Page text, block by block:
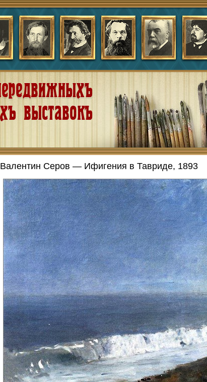
Валентин Серов — Ифигения в Тавриде, 1893